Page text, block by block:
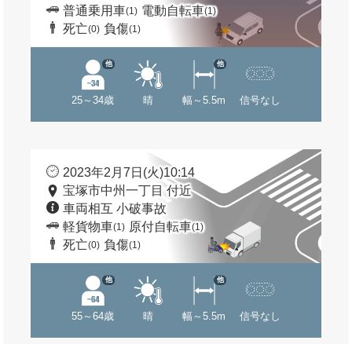
普通乗用車(1) 電動自転車(1)
死亡(0) 負傷(1)
25～34歳
他
晴 幅～5.5m
他
信号なし
2023年2月7日(火)10:14
宝塚市中州一丁目 付近
車両相互 小破事故
軽貨物車(1) 原付自転車(1)
死亡(0) 負傷(1)
55～64歳
他
晴 幅～5.5m
他
信号なし